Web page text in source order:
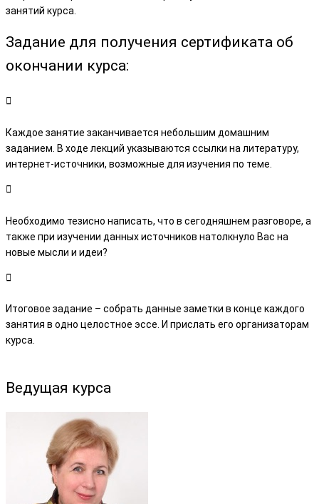
занятий курса.
Задание для получения сертификата об
окончании курса:
Каждое занятие заканчивается небольшим домашним
заданием. В ходе лекций указываются ссылки на литературу,
интернет-источники, возможные для изучения по теме.
Необходимо тезисно написать, что в сегодняшнем разговоре, а
также при изучении данных источников натолкнуло Вас на
новые мысли и идеи?
Итоговое задание – собрать данные заметки в конце каждого
занятия в одно целостное эссе. И прислать его организаторам
курса.
Ведущая курса